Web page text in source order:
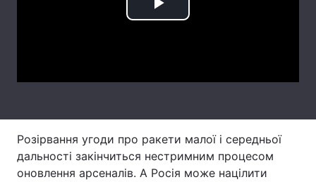
Play
Розірвання угоди про ракети малої і середньої
дальності закінчиться нестримним процесом
оновлення арсеналів. А Росія може націлити